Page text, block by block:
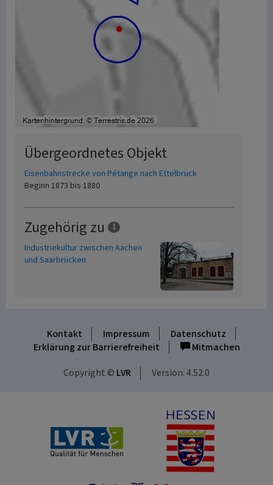
Übergeordnetes Objekt
Eisenbahnstrecke von Pétange nach Ettelbruck
Beginn 1873 bis 1880
Zugehörig zu 1
Industriekultur zwischen Aachen
und Saarbrücken
Kontakt Impressum
Datenschutz
Erklärung zur Barrierefreiheit
Mitmachen
Copyright © LVR Version: 4.52.0